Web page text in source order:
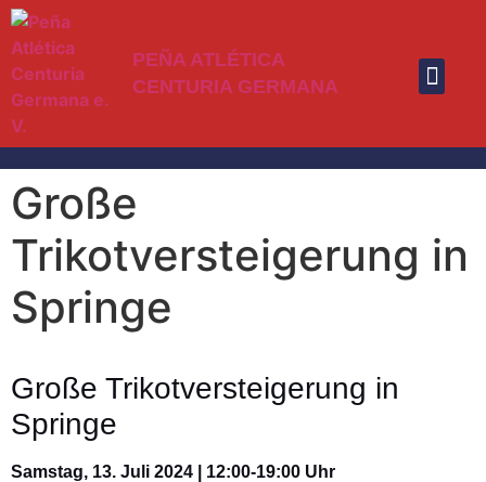
PEÑA ATLÉTICA
CENTURIA GERMANA
Große
Trikotversteigerung in
Springe
Große Trikotversteigerung in
Springe
Samstag, 13. Juli 2024 | 12:00-19:00 Uhr